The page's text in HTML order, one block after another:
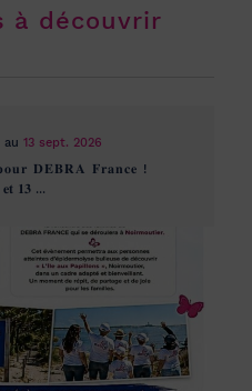
à découvrir
au 13 sept. 2026
𝐃𝐄𝐁𝐑𝐀 𝐅𝐫𝐚𝐧𝐜𝐞 !
𝟏𝟑 ...